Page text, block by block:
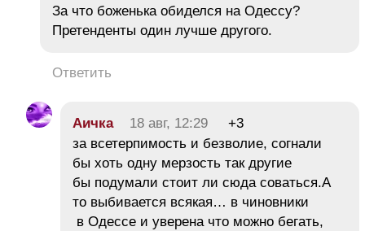
За что боженька обиделся на Одессу?
Претенденты один лучше другого.
Ответить
Аичка 18 авг, 12:29
+3
за всетерпимость и безволие, согнали
бы хоть одну мерзость так другие
бы подумали стоит ли сюда соваться.А
то выбивается всякая… в чиновники
в Одессе и уверена что можно бегать,